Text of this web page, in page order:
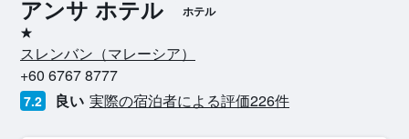
アンサ ホテル ホテル
1つ星
スレンバン​（マレーシア​）​
+60 6767 8777
7.2 良い 実際の宿泊者による評価226​件